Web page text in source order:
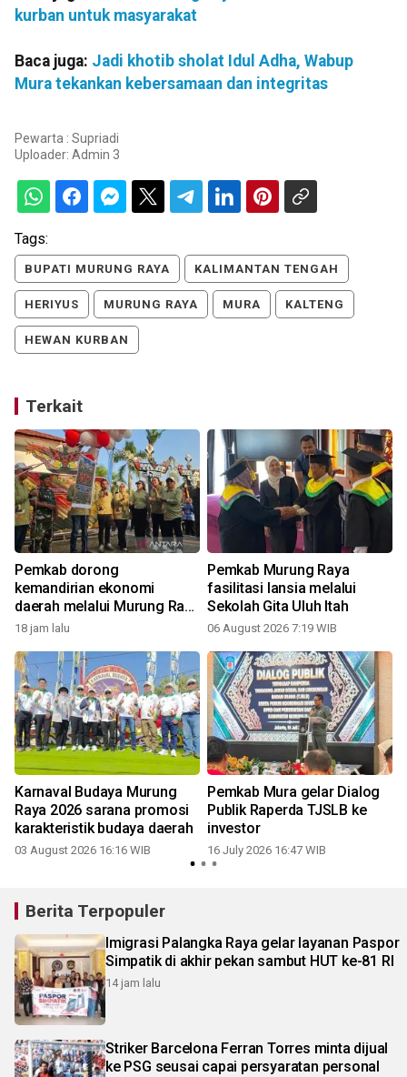
kurban untuk masyarakat
Baca juga: Jadi khotib sholat Idul Adha, Wabup
Mura tekankan kebersamaan dan integritas
Pewarta : Supriadi
Uploader: Admin 3
Tags:
BUPATI MURUNG RAYA KALIMANTAN TENGAH
HERIYUS MURUNG RAYA MURA KALTENG
HEWAN KURBAN
Terkait
Pemkab dorong
kemandirian ekonomi
daerah melalui Murung Raya
Expo 2026
18 jam lalu
Pemkab Murung Raya
fasilitasi lansia melalui
Sekolah Gita Uluh Itah
06 August 2026 7:19 WIB
Karnaval Budaya Murung
Raya 2026 sarana promosi
karakteristik budaya daerah
03 August 2026 16:16 WIB
Pemkab Mura gelar Dialog
Publik Raperda TJSLB ke
investor
16 July 2026 16:47 WIB
Berita Terpopuler
Imigrasi Palangka Raya gelar layanan Paspor
Simpatik di akhir pekan sambut HUT ke-81 RI
14 jam lalu
Striker Barcelona Ferran Torres minta dijual
ke PSG seusai capai persyaratan personal